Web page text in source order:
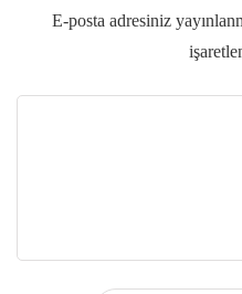
E-posta adresiniz